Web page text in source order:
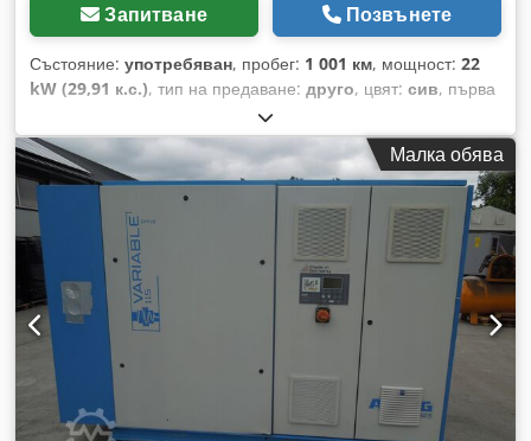
Запитване Позвънете
Състояние: употребяван, пробег: 1 001 км, мощност: 22
kW (29,91 к.с.), тип на предаване: друго, цвят: сив, първа
, Година на производство:
кабина на шофьора:друго, Местонахождение на
превозното средство: Бовенден, Работно налягане: 17 bar!
Диаметър на котела: 775 mm! 2 x 4-цилиндров двустепенен
еднокомпресорен агрегат, тип HL1785 Z4! Codsvhl H Hopfx
Apbeha 2 x 15 к.с.! ДАННИТЕ ЗА ОБОРУДВАНЕТО СА БЕЗ
ГАРАНЦИЯ, възможни са промени, междинни продажби и
грешки запазени!
Малка обява